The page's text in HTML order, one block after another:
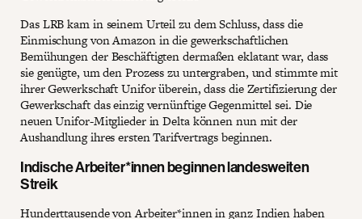
Das LRB kam in seinem Urteil zu dem Schluss, dass die
Einmischung von Amazon in die gewerkschaftlichen
Bemühungen der Beschäftigten dermaßen eklatant war, dass
sie genügte, um den Prozess zu untergraben, und stimmte mit
ihrer Gewerkschaft Unifor überein, dass die Zertifizierung der
Gewerkschaft das einzig vernünftige Gegenmittel sei. Die
neuen Unifor-Mitglieder in Delta können nun mit der
Aushandlung ihres ersten Tarifvertrags beginnen.
Indische Arbeiter*innen beginnen landesweiten
Streik
Hunderttausende von Arbeiter*innen in ganz Indien haben